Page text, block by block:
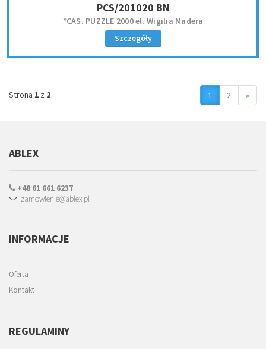
PCS/201020 BN
*CAS. PUZZLE 2000 el. Wigilia Madera
Szczegóły
Strona 1 z 2 1 2 »
ABLEX
+48 61 661 6237
zamowienie@ablex.pl
INFORMACJE
Oferta
Kontakt
REGULAMINY